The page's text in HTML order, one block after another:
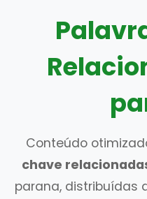
Conteúdo
chave
parana, distribuídas